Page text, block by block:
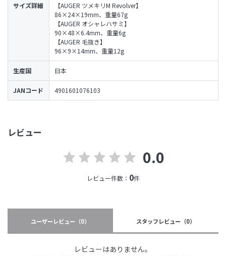
レビュー
0.0
レビュー件数： 0件
ユーザーレビュー （0） スタッフレビュー （0）
レビューはありません。
サイズ詳細
【AUGER ツメキリM Revolver】
86×24×19mm、重量67g
【AUGER オシャレハサミ】
90×48×6.4mm、重量6g
【AUGER 毛抜き】
96×9×14mm、重量12g
生産国 日本
JANコード 4901601076103